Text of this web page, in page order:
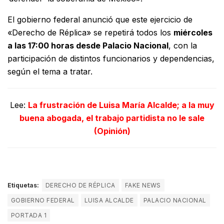
El gobierno federal anunció que este ejercicio de
«Derecho de Réplica» se repetirá todos los miércoles
a las 17:00 horas desde Palacio Nacional, con la
participación de distintos funcionarios y dependencias,
según el tema a tratar.
Lee: La frustración de Luisa María Alcalde; a la muy
buena abogada, el trabajo partidista no le sale
(Opinión)
Etiquetas: DERECHO DE RÉPLICA
FAKE NEWS
GOBIERNO FEDERAL
LUISA ALCALDE
PALACIO NACIONAL
PORTADA 1